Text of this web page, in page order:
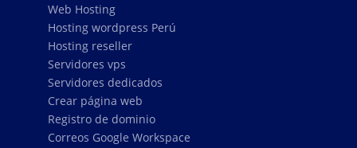
Web Hosting
Hosting wordpress Perú
Hosting reseller
Servidores vps
Servidores dedicados
Crear página web
Registro de dominio
Correos Google Workspace